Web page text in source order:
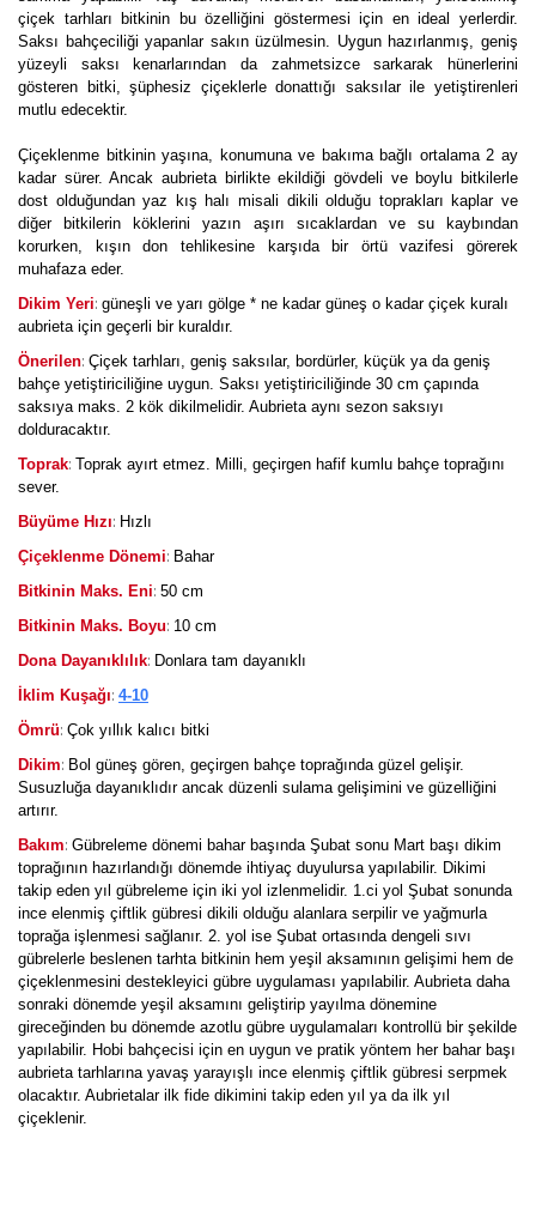
çiçek tarhları bitkinin bu özelliğini göstermesi için en ideal yerlerdir.
Saksı bahçeciliği yapanlar sakın üzülmesin. Uygun hazırlanmış, geniş
yüzeyli saksı kenarlarından da zahmetsizce sarkarak hünerlerini
gösteren bitki, şüphesiz çiçeklerle donattığı saksılar ile yetiştirenleri
mutlu edecektir.
Çiçeklenme bitkinin yaşına, konumuna ve bakıma bağlı ortalama 2 ay
kadar sürer. Ancak aubrieta birlikte ekildiği gövdeli ve boylu bitkilerle
dost olduğundan yaz kış halı misali dikili olduğu toprakları kaplar ve
diğer bitkilerin köklerini yazın aşırı sıcaklardan ve su kaybından
korurken, kışın don tehlikesine karşıda bir örtü vazifesi görerek
muhafaza eder.
Dikim Yeri: güneşli ve yarı gölge * ne kadar güneş o kadar çiçek kuralı
aubrieta için geçerli bir kuraldır.
Önerilen: Çiçek tarhları, geniş saksılar, bordürler, küçük ya da geniş
bahçe yetiştiriciliğine uygun. Saksı yetiştiriciliğinde 30 cm çapında
saksıya maks. 2 kök dikilmelidir. Aubrieta aynı sezon saksıyı
dolduracaktır.
Toprak: Toprak ayırt etmez. Milli, geçirgen hafif kumlu bahçe toprağını
sever.
Büyüme Hızı: Hızlı
Çiçeklenme Dönemi: Bahar
Bitkinin Maks. Eni: 50 cm
Bitkinin Maks. Boyu: 10 cm
Dona Dayanıklılık: Donlara tam dayanıklı
İklim Kuşağı: 4-10
Ömrü: Çok yıllık kalıcı bitki
Dikim: Bol güneş gören, geçirgen bahçe toprağında güzel gelişir.
Susuzluğa dayanıklıdır ancak düzenli sulama gelişimini ve güzelliğini
artırır.
Bakım: Gübreleme dönemi bahar başında Şubat sonu Mart başı dikim
toprağının hazırlandığı dönemde ihtiyaç duyulursa yapılabilir. Dikimi
takip eden yıl gübreleme için iki yol izlenmelidir. 1.ci yol Şubat sonunda
ince elenmiş çiftlik gübresi dikili olduğu alanlara serpilir ve yağmurla
toprağa işlenmesi sağlanır. 2. yol ise Şubat ortasında dengeli sıvı
gübrelerle beslenen tarhta bitkinin hem yeşil aksamının gelişimi hem de
çiçeklenmesini destekleyici gübre uygulaması yapılabilir. Aubrieta daha
sonraki dönemde yeşil aksamını geliştirip yayılma dönemine
gireceğinden bu dönemde azotlu gübre uygulamaları kontrollü bir şekilde
yapılabilir. Hobi bahçecisi için en uygun ve pratik yöntem her bahar başı
aubrieta tarhlarına yavaş yarayışlı ince elenmiş çiftlik gübresi serpmek
olacaktır. Aubrietalar ilk fide dikimini takip eden yıl ya da ilk yıl
çiçeklenir.